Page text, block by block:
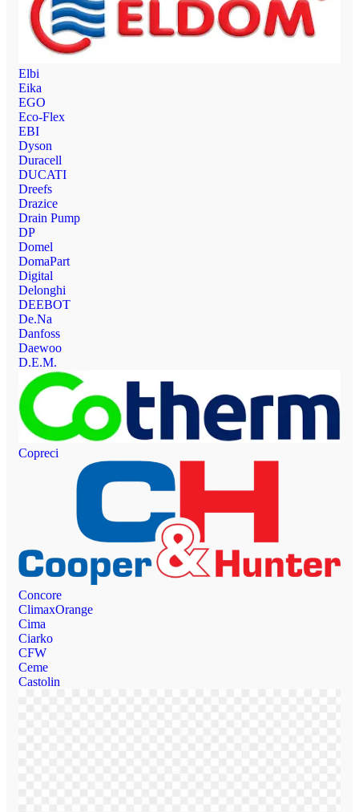
Elbi
Eika
EGO
Eco-Flex
EBI
Dyson
Duracell
DUCATI
Dreefs
Drazice
Drain Pump
DP
Domel
DomaPart
Digital
Delonghi
DEEBOT
De.Na
Danfoss
Daewoo
D.E.M.
Copreci
Concore
ClimaxOrange
Cima
Ciarko
CFW
Ceme
Castolin